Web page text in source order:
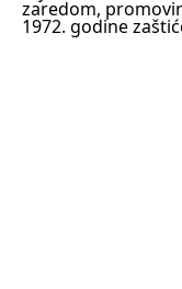
zaredom,
1972. godine